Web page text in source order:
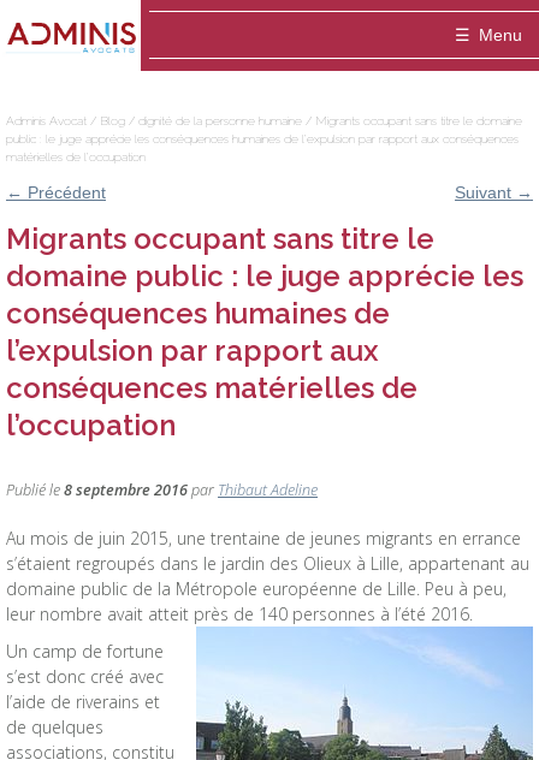
Adminis
Menu
Le cabinet
ADMINIS Avocats est un cabinet dédié
Médiation
Publications
Entreprise
Fonctionnaire / Agent public
Particulier / association
Equipe
Thibaut ADELINE-DELVOLVE
Marie-Hélène ANSQUER
Sophie Montigny
Blog
Contact
Adminis Avocat / Blog / dignité de la personne humaine / Migrants occupant sans titre le domaine
public : le juge apprécie les conséquences humaines de l’expulsion par rapport aux conséquences
matérielles de l’occupation
← Précédent Suivant →
Migrants occupant sans titre le
domaine public : le juge apprécie les
conséquences humaines de
l’expulsion par rapport aux
conséquences matérielles de
l’occupation
Publié le8 septembre 2016par Thibaut Adeline
Au mois de juin 2015, une trentaine de jeunes migrants en errance
s’étaient regroupés dans le jardin des Olieux à Lille, appartenant au
domaine public de la Métropole européenne de Lille. Peu à peu,
leur nombre avait atteit près de 140 personnes à l’été 2016.
Un camp de fortune
s’est donc créé avec
l’aide de riverains et
de quelques
associations, constitu